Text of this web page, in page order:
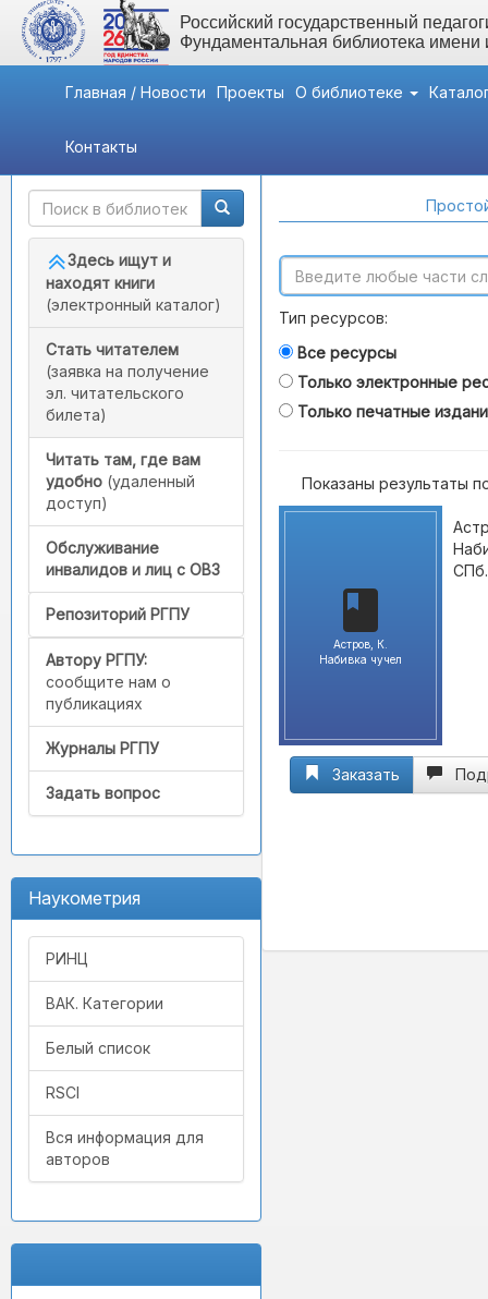
Российский государственный
Фундаментальная библиотека
Главная / Новости Проекты О библиотеке
Контакты
Быстрый доступ
Здесь ищут и
находят книги
(электронный каталог)
Стать читателем
(заявка на получение
эл. читательского
билета)
Читать там, где вам
удобно (удаленный
доступ)
Обслуживание
инвалидов и лиц с ОВЗ
Репозиторий РГПУ
Автору РГПУ:
сообщите нам о
публикациях
Журналы РГПУ
Задать вопрос
Наукометрия
РИНЦ
ВАК. Категории
Белый список
RSCI
Вся информация для
авторов
Тип ресурсов:
Все ресурсы
Только электронные
Только печатные
Показаны результаты
Астров, К.
Набивка чучел
Заказать